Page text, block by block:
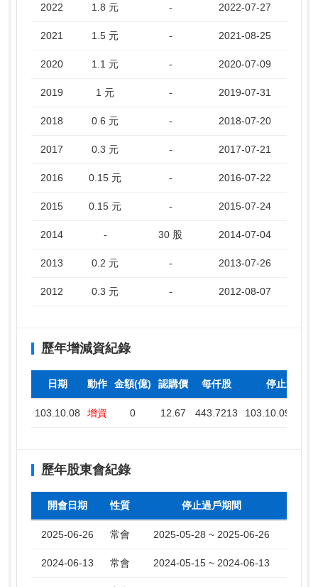
2022 1.8 元 - 2022-07-27
2021 1.5 元 - 2021-08-25
2020 1.1 元 - 2020-07-09
2019 1 元 - 2019-07-31
2018 0.6 元 - 2018-07-20
2017 0.3 元 - 2017-07-21
2016 0.15 元 - 2016-07-22
2015 0.15 元 - 2015-07-24
2014 - 30 股 2014-07-04
2013 0.2 元 - 2013-07-26
2012 0.3 元 - 2012-08-07
歷年增減資紀錄
日期 動作 金額(億) 認購價 每仟股 停止過戶期
103.10.08 增資 0 12.67 443.7213 103.10.09 ~
歷年股東會紀錄
開會日期 性質 停止過戶期間
2025-06-26 常會 2025-05-28 ~ 2025-06-26
2024-06-13 常會 2024-05-15 ~ 2024-06-13